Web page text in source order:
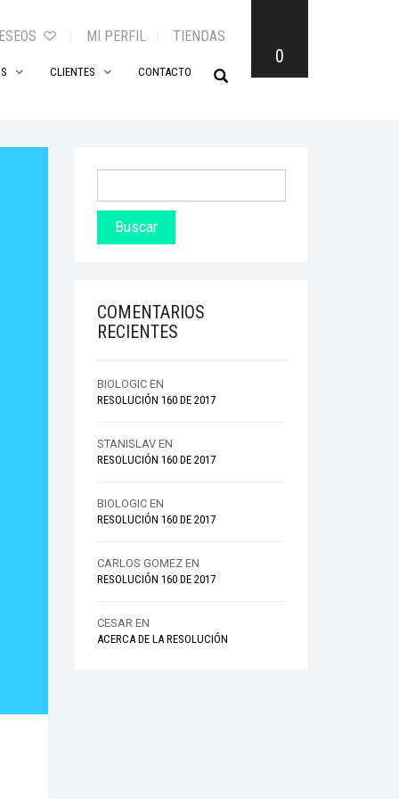
MI PERFIL TIENDAS
CLIENTES CONTACTO
0
COMENTARIOS
RECIENTES
BIOLOGICEN
RESOLUCIÓN 160 DE 2017
STANISLAVEN
RESOLUCIÓN 160 DE 2017
BIOLOGICEN
RESOLUCIÓN 160 DE 2017
CARLOS GOMEZEN
RESOLUCIÓN 160 DE 2017
CESAREN
ACERCA DE LA RESOLUCIÓN